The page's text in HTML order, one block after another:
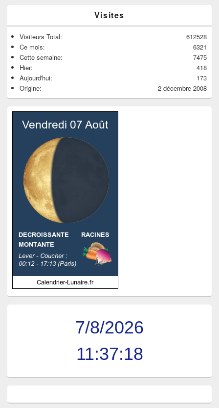
Visites
612528
Visiteurs Total:
6321
Ce mois:
7475
Cette semaine:
418
Hier:
173
Aujourd'hui:
2 décembre 2008
Origine:
7/8/2026
11:37:18